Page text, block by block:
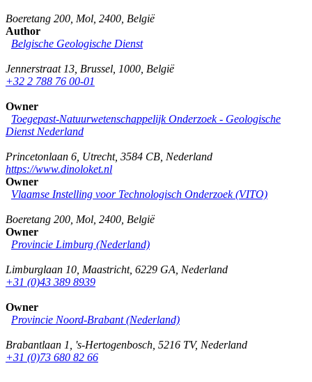
Boeretang 200 Mol 2400 België
Author
Belgische Geologische Dienst
Jennerstraat 13 Brussel 1000 België
+32 2 788 76 00-01
Owner
Toegepast-Natuurwetenschappelijk Onderzoek - Geologische
Dienst Nederland
Princetonlaan 6 Utrecht, 3584 CB Nederland
https://www.dinoloket.nl
Owner
Vlaamse Instelling voor Technologisch Onderzoek (VITO)
Boeretang 200 Mol 2400 België
Owner
Provincie Limburg (Nederland)
Limburglaan 10 Maastricht, 6229 GA Nederland
+31 (0)43 389 8939
Owner
Provincie Noord-Brabant (Nederland)
Brabantlaan 1 's-Hertogenbosch 5216 TV, Nederland
+31 (0)73 680 82 66